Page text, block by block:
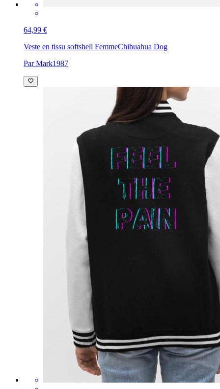
64,99 €
Veste en tissu softshell FemmeChihuahua Dog
Par Mark1987